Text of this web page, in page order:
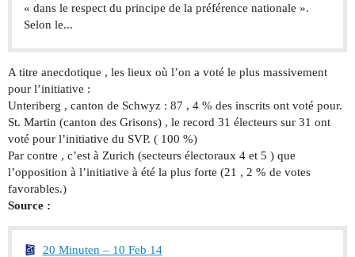
« dans le respect du principe de la préférence nationale ».
Selon le...
A titre anecdotique , les lieux où l’on a voté le plus massivement
pour l’initiative :
Unteriberg , canton de Schwyz : 87 , 4 % des inscrits ont voté pour.
St. Martin (canton des Grisons) , le record 31 électeurs sur 31 ont
voté pour l’initiative du SVP. ( 100 %)
Par contre , c’est à Zurich (secteurs électoraux 4 et 5 ) que
l’opposition à l’initiative à été la plus forte (21 , 2 % de votes
favorables.)
Source :
20 Minuten – 10 Feb 14